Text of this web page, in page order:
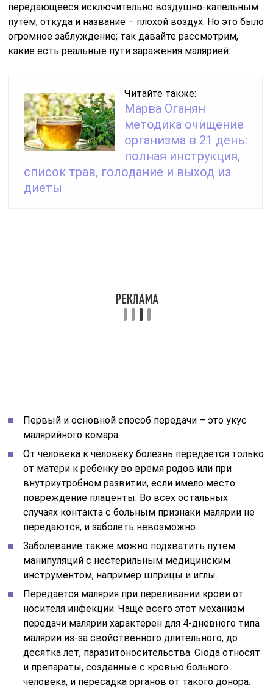
передающееся исключительно воздушно-капельным
путем, откуда и название – плохой воздух. Но это было
огромное заблуждение; так давайте рассмотрим,
какие есть реальные пути заражения малярией:
Читайте также:
Марва Оганян
методика очищение
организма в 21 день:
полная инструкция,
список трав, голодание и выход из
диеты
Первый и основной способ передачи – это укус
малярийного комара.
От человека к человеку болезнь передается только
от матери к ребенку во время родов или при
внутриутробном развитии, если имело место
повреждение плаценты. Во всех остальных
случаях контакта с больным признаки малярии не
передаются, и заболеть невозможно.
Заболевание также можно подхватить путем
манипуляций с нестерильным медицинским
инструментом, например шприцы и иглы.
Передается малярия при переливании крови от
носителя инфекции. Чаще всего этот механизм
передачи малярии характерен для 4-дневного типа
малярии из-за свойственного длительного, до
десятка лет, паразитоносительства. Сюда относят
и препараты, созданные с кровью больного
человека, и пересадка органов от такого донора.